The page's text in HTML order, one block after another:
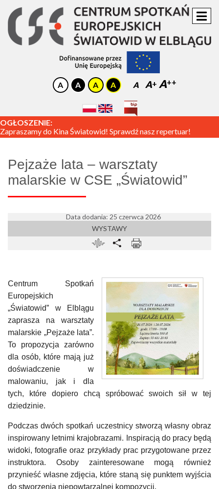
A A A
OGŁOSZENIE:
Zapraszamy do Kina Światowid! Sprawdź nasz repertuar!
Pejzaże lata – warsztaty
malarskie w CSE „Światowid”
Data dodania: 25 czerwca 2026
WYSTAWY
Centrum Spotkań
Europejskich
„Światowid” w Elblągu
zaprasza na warsztaty
malarskie „Pejzaże lata”.
To propozycja zarówno
dla osób, które mają już
doświadczenie w
malowaniu, jak i dla
tych, które dopiero chcą spróbować swoich sił w tej
dziedzinie.
Podczas dwóch spotkań uczestnicy stworzą własny obraz
inspirowany letnimi krajobrazami. Inspiracją do pracy będą
widoki, fotografie oraz przykłady prac przygotowane przez
instruktora. Osoby zainteresowane mogą również
przynieść własne zdjęcia, które staną się punktem wyjścia
do stworzenia niepowtarzalnej kompozycji.